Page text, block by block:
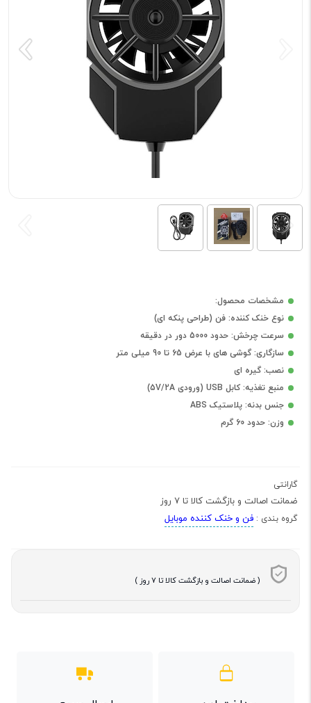
مشخصات محصول:
نوع خنک کننده: فن (طراحی پنکه ای)
سرعت چرخش: حدود 5000 دور در دقیقه
سازگاری: گوشی های با عرض 65 تا 90 میلی متر
نصب: گیره ای
منبع تغذیه: کابل USB (ورودی 5V/2A)
جنس بدنه: پلاستیک ABS
وزن: حدود 60 گرم
گارانتی
ضمانت اصالت و بازگشت کالا تا 7 روز
گروه بندی : فن و خنک کننده موبایل
( ضمانت اصالت و بازگشت کالا تا 7 روز )